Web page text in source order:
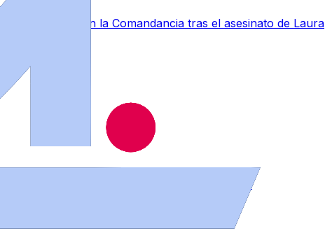
la conmoción en la Comandancia tras el asesinato de Laura
inmuebles en distintos puntos de la provincia